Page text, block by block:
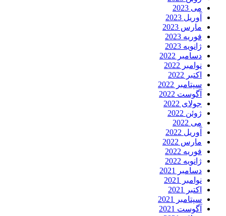
می 2023
آوریل 2023
مارس 2023
فوریه 2023
ژانویه 2023
دسامبر 2022
نوامبر 2022
اکتبر 2022
سپتامبر 2022
آگوست 2022
جولای 2022
ژوئن 2022
می 2022
آوریل 2022
مارس 2022
فوریه 2022
ژانویه 2022
دسامبر 2021
نوامبر 2021
اکتبر 2021
سپتامبر 2021
آگوست 2021